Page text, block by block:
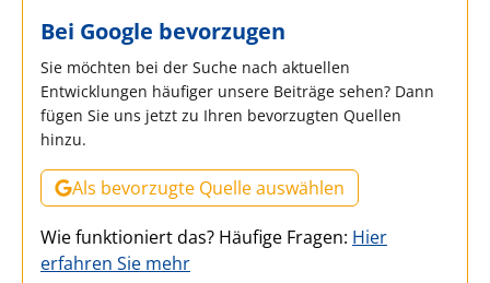
Bei Google bevorzugen
Sie möchten bei der Suche nach aktuellen
Entwicklungen häufiger unsere Beiträge sehen? Dann
fügen Sie uns jetzt zu Ihren bevorzugten Quellen
hinzu.
Als bevorzugte Quelle auswählen
Wie funktioniert das? Häufige Fragen: Hier
erfahren Sie mehr